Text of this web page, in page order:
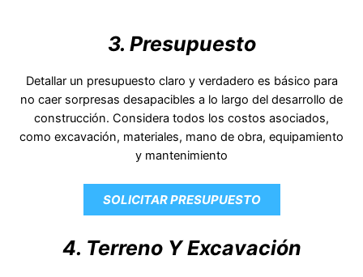
3. Presupuesto
Detallar un presupuesto claro y verdadero es básico para
no caer sorpresas desapacibles a lo largo del desarrollo de
construcción. Considera todos los costos asociados,
como excavación, materiales, mano de obra, equipamiento
y mantenimiento
SOLICITAR PRESUPUESTO
4. Terreno Y Excavación